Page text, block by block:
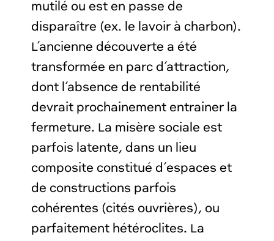
mutilé ou est en passe de
disparaître (ex. le lavoir à charbon).
L’ancienne découverte a été
transformée en parc d’attraction,
dont l’absence de rentabilité
devrait prochainement entrainer la
fermeture. La misère sociale est
parfois latente, dans un lieu
composite constitué d’espaces et
de constructions parfois
cohérentes (cités ouvrières), ou
parfaitement hétéroclites. La